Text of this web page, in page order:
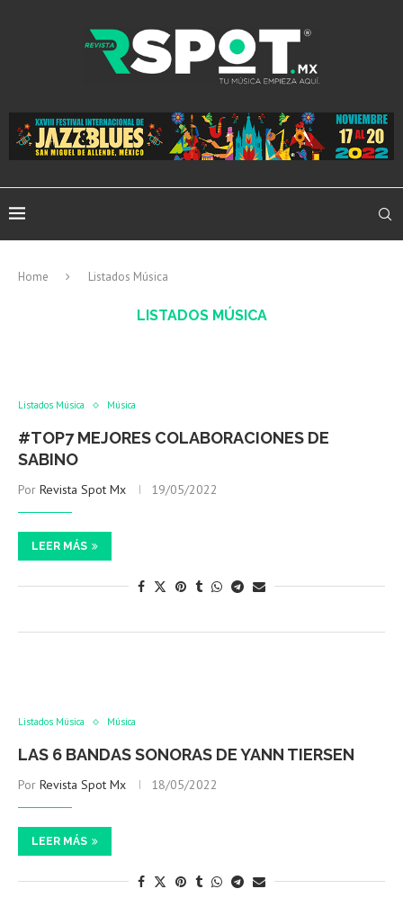
Home Listados Música
LISTADOS MÚSICA
Listados Música Música
#TOP7 MEJORES COLABORACIONES DE
SABINO
Por Revista Spot Mx 19/05/2022
LEER MÁS
Listados Música Música
LAS 6 BANDAS SONORAS DE YANN TIERSEN
Por Revista Spot Mx 18/05/2022
LEER MÁS